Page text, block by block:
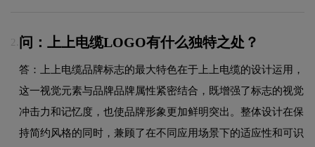
2. 问：上上电缆LOGO有什么独特之处？
答：上上电缆品牌标志的最大特色在于上上电缆的设计运用，
这一视觉元素与品牌品牌属性紧密结合，既增强了标志的视觉
冲击力和记忆度，也使品牌形象更加鲜明突出。整体设计在保
持简约风格的同时，兼顾了在不同应用场景下的适应性和可识